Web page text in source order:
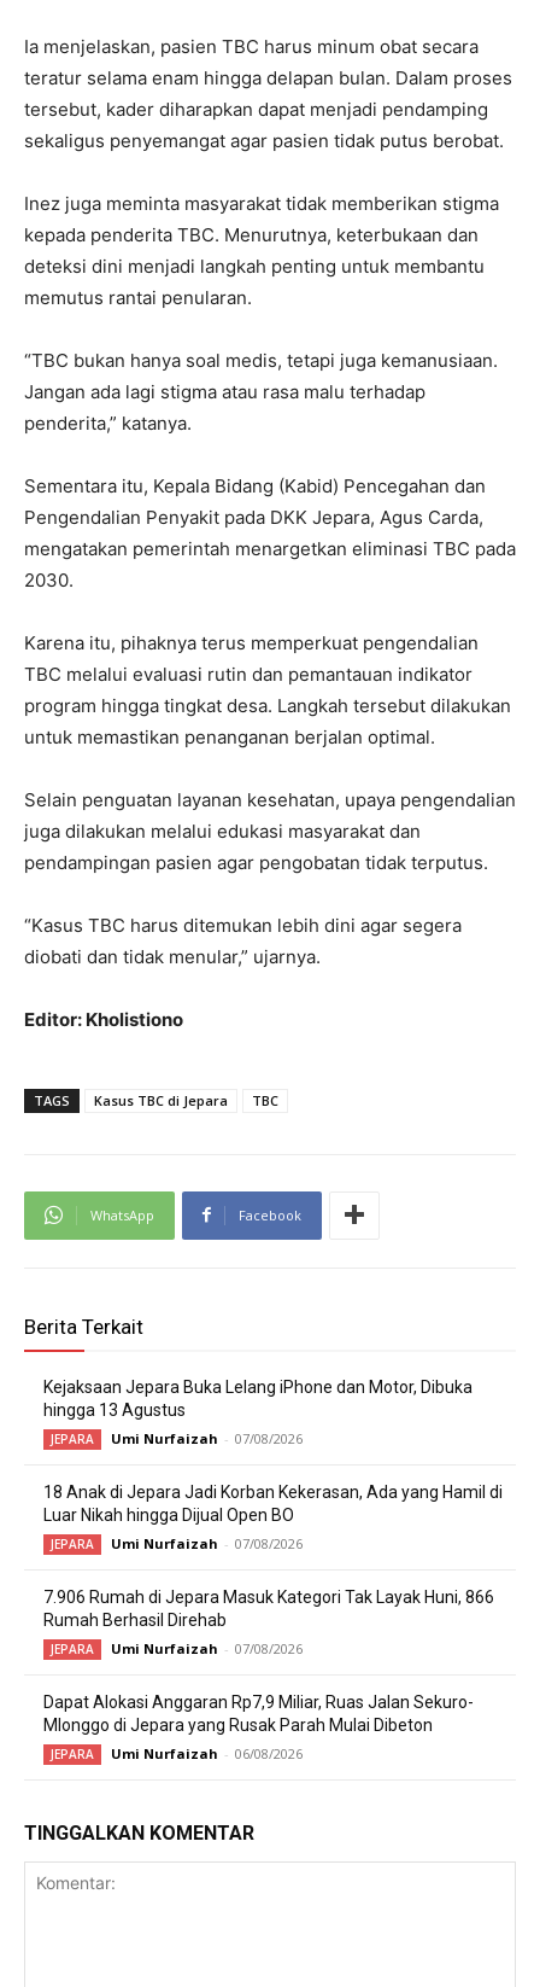
Ia menjelaskan, pasien TBC harus minum obat secara
teratur selama enam hingga delapan bulan. Dalam proses
tersebut, kader diharapkan dapat menjadi pendamping
sekaligus penyemangat agar pasien tidak putus berobat.
Inez juga meminta masyarakat tidak memberikan stigma
kepada penderita TBC. Menurutnya, keterbukaan dan
deteksi dini menjadi langkah penting untuk membantu
memutus rantai penularan.
“TBC bukan hanya soal medis, tetapi juga kemanusiaan.
Jangan ada lagi stigma atau rasa malu terhadap
penderita,” katanya.
Sementara itu, Kepala Bidang (Kabid) Pencegahan dan
Pengendalian Penyakit pada DKK Jepara, Agus Carda,
mengatakan pemerintah menargetkan eliminasi TBC pada
2030.
Karena itu, pihaknya terus memperkuat pengendalian
TBC melalui evaluasi rutin dan pemantauan indikator
program hingga tingkat desa. Langkah tersebut dilakukan
untuk memastikan penanganan berjalan optimal.
Selain penguatan layanan kesehatan, upaya pengendalian
juga dilakukan melalui edukasi masyarakat dan
pendampingan pasien agar pengobatan tidak terputus.
“Kasus TBC harus ditemukan lebih dini agar segera
diobati dan tidak menular,” ujarnya.
Editor: Kholistiono
TAGS Kasus TBC di Jepara TBC
WhatsApp Facebook
Berita Terkait
Kejaksaan Jepara Buka Lelang iPhone dan Motor, Dibuka
hingga 13 Agustus
JEPARA Umi Nurfaizah - 07/08/2026
18 Anak di Jepara Jadi Korban Kekerasan, Ada yang Hamil di
Luar Nikah hingga Dijual Open BO
JEPARA Umi Nurfaizah - 07/08/2026
7.906 Rumah di Jepara Masuk Kategori Tak Layak Huni, 866
Rumah Berhasil Direhab
JEPARA Umi Nurfaizah - 07/08/2026
Dapat Alokasi Anggaran Rp7,9 Miliar, Ruas Jalan Sekuro-
Mlonggo di Jepara yang Rusak Parah Mulai Dibeton
JEPARA Umi Nurfaizah - 06/08/2026
TINGGALKAN KOMENTAR